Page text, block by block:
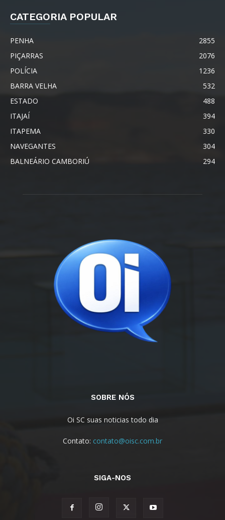
CATEGORIA POPULAR
PENHA
2855
PIÇARRAS
2076
POLÍCIA
1236
BARRA VELHA
532
ESTADO
488
ITAJAÍ
394
ITAPEMA
330
NAVEGANTES
304
BALNEÁRIO CAMBORIÚ
294
SOBRE NÓS
Oi SC suas noticias todo dia
Contato: contato@oisc.com.br
SIGA-NOS